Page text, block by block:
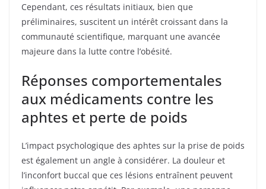
Cependant, ces résultats initiaux, bien que
préliminaires, suscitent un intérêt croissant dans la
communauté scientifique, marquant une avancée
majeure dans la lutte contre l’obésité.
Réponses comportementales
aux médicaments contre les
aphtes et perte de poids
L’impact psychologique des aphtes sur la prise de poids
est également un angle à considérer. La douleur et
l’inconfort buccal que ces lésions entraînent peuvent